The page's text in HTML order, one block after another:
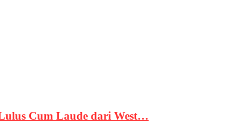
Cum Laude dari West…